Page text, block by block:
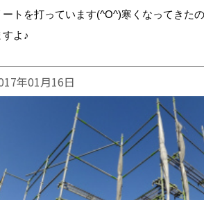
ートを打っています(^O^)寒くなってきた
よ♪
年01月16日